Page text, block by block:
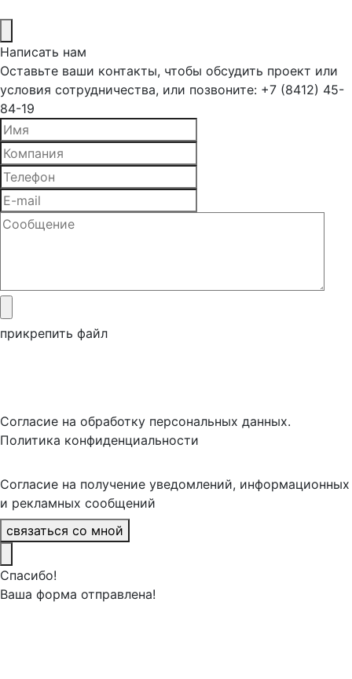
Написать нам
Оставьте ваши контакты, чтобы обсудить проект или
условия сотрудничества, или позвоните: +7 (8412) 45-
84-19
прикрепить файл
Согласие на обработку персональных данных.
Политика конфиденциальности
Согласие на получение уведомлений, информационных
и рекламных сообщений
связаться со мной
Спасибо!
Ваша форма отправлена!